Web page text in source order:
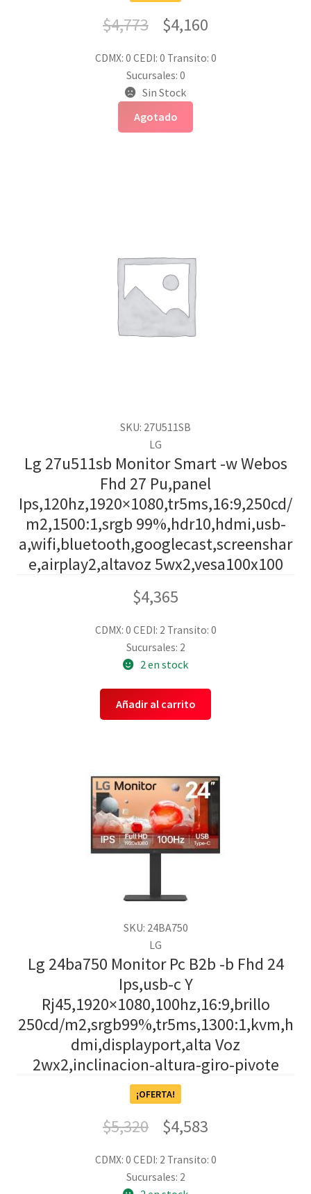
$4,773 $4,160
CDMX: 0 CEDI: 0 Transito: 0
Sucursales: 0
Sin Stock
Agotado
SKU: 27U511SB
LG
Lg 27u511sb Monitor Smart -w Webos
Fhd 27 Pu,panel
Ips,120hz,1920×1080,tr5ms,16:9,250cd/
m2,1500:1,srgb 99%,hdr10,hdmi,usb-
a,wifi,bluetooth,googlecast,screenshar
e,airplay2,altavoz 5wx2,vesa100x100
$4,365
CDMX: 0 CEDI: 2 Transito: 0
Sucursales: 2
2 en stock
Añadir al carrito
SKU: 24BA750
LG
Lg 24ba750 Monitor Pc B2b -b Fhd 24
Ips,usb-c Y
Rj45,1920×1080,100hz,16:9,brillo
250cd/m2,srgb99%,tr5ms,1300:1,kvm,h
dmi,displayport,alta Voz
2wx2,inclinacion-altura-giro-pivote
¡OFERTA!
$5,320 $4,583
CDMX: 0 CEDI: 2 Transito: 0
Sucursales: 2